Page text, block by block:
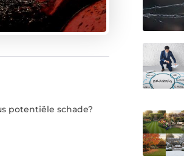
potentiële schade?